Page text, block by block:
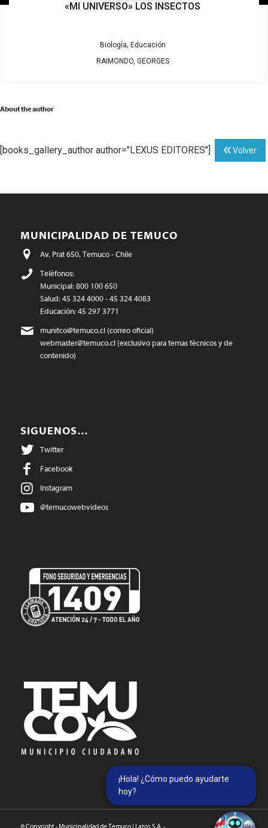
«MI UNIVERSO» LOS INSECTOS
Biología, Educación
RAIMONDO, GEORGES
About the author
[books_gallery_author author="LEXUS EDITORES"] Volver
MUNICIPALIDAD DE TEMUCO
Av. Prat 650, Temuco - Chile
Teléfonos:
Municipal: 800 100 650
Salud: 45 324 4000 - 45 324 4083
Educación: 45 297 3771
munitco@temuco.cl(correo oficial)
webmaster@temuco.cl(exclusivo para temas técnicos y de
contenido)
SIGUENOS…
Twitter
Facebook
Instagram
@temucowebvideos
¡Hola! ¿Cómo puedo ayudarte
hoy?